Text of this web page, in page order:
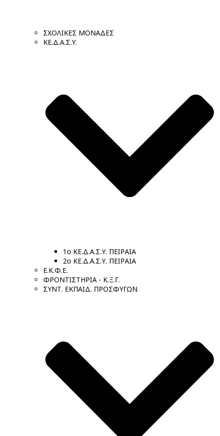
ΣΧΟΛΙΚΕΣ ΜΟΝΑΔΕΣ
ΚΕ.Δ.Α.Σ.Υ.
1ο ΚΕ.Δ.Α.Σ.Υ. ΠΕΙΡΑΙΑ
2ο ΚΕ.Δ.Α.Σ.Υ. ΠΕΙΡΑΙΑ
Ε.Κ.Φ.Ε.
ΦΡΟΝΤΙΣΤΗΡΙΑ - Κ.Ξ.Γ.
ΣΥΝΤ. ΕΚΠΑΙΔ. ΠΡΟΣΦΥΓΩΝ